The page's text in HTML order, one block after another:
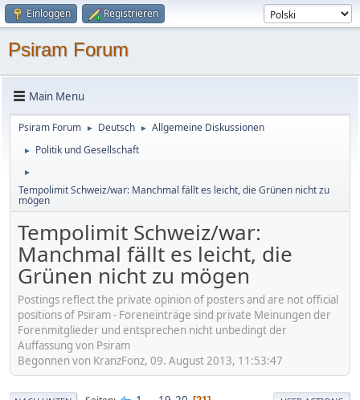
Einloggen Registrieren
Psiram Forum
Main Menu
Psiram Forum ► Deutsch ► Allgemeine Diskussionen
► Politik und Gesellschaft
►
Tempolimit Schweiz/war: Manchmal fällt es leicht, die Grünen nicht zu
mögen
Tempolimit Schweiz/war:
Manchmal fällt es leicht, die
Grünen nicht zu mögen
Postings reflect the private opinion of posters and are not official
positions of Psiram - Foreneinträge sind private Meinungen der
Forenmitglieder und entsprechen nicht unbedingt der
Auffassung von Psiram
Begonnen von KranzFonz, 09. August 2013, 11:53:47